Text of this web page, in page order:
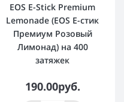
EOS E-Stick Premium
Lemonade (EOS Е-стик
Премиум Розовый
Лимонад) на 400
затяжек
190.00руб.